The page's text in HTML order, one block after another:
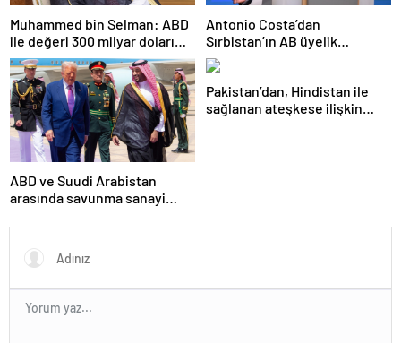
Muhammed bin Selman: ABD
ile değeri 300 milyar doları
aşan anlaşmalar imzaladık
Antonio Costa’dan
Sırbistan’ın AB üyelik
sürecine ilişkin açıklama
ABD ve Suudi Arabistan
arasında savunma sanayi
Pakistan’dan, Hindistan ile
sağlanan ateşkese ilişkin